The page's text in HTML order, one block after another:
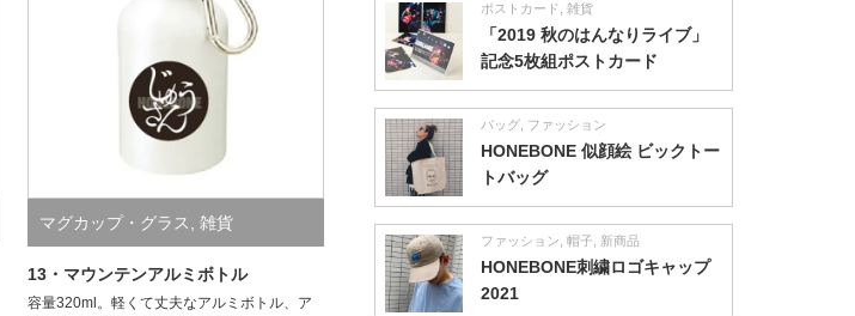
マグカップ・グラス 雑貨
13・マウンテンアルミボトル
容量320ml。軽くて丈夫なアルミボトル、ア
ポストカード 雑貨
「2019 秋のはんなりライブ」
記念5枚組ポストカード
バッグ ファッション
HONEBONE 似顔絵 ビックトー
トバッグ
ファッション 帽子 新商品
HONEBONE刺繍ロゴキャップ
2021